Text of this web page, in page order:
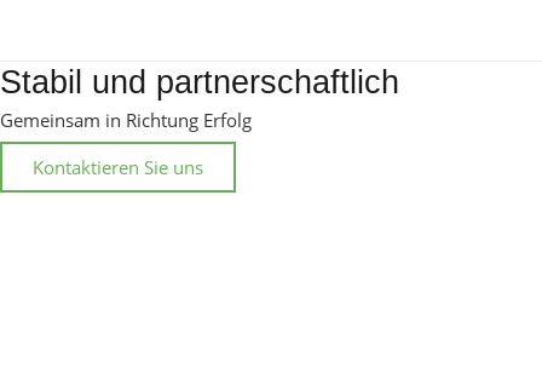
Stabil und partnerschaftlich
Gemeinsam in Richtung Erfolg
Kontaktieren Sie uns